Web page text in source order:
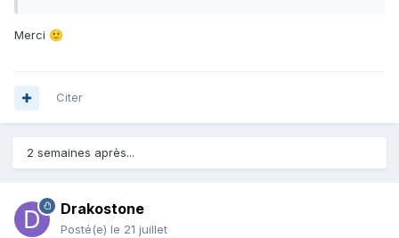
Merci 🙂
Citer
2 semaines après...
Drakostone
Posté(e) le 21 juillet